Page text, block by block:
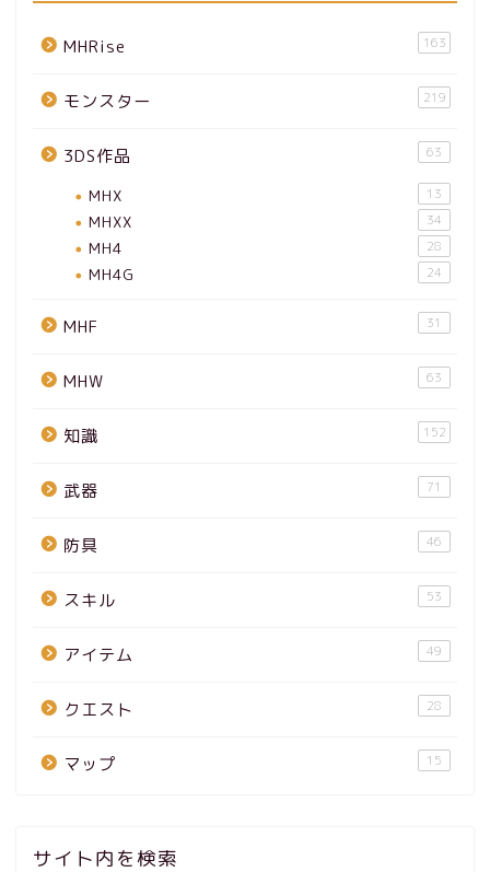
MHRise 163
モンスター 219
3DS作品 63
MHX 13
MHXX 34
MH4 28
MH4G 24
MHF 31
MHW 63
知識 152
武器 71
防具 46
スキル 53
アイテム 49
クエスト 28
マップ 15
サイト内を検索